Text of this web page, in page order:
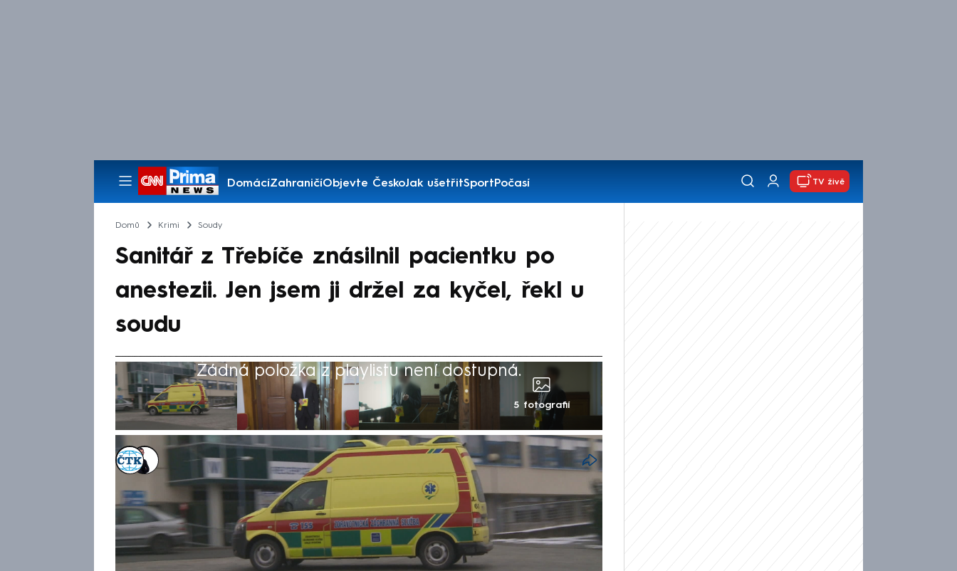
DomácíZahraničíObjevte ČeskoJak ušetřitSportPočasí
Pořady
TV živě
Domů Krimi Soudy
Sanitář z Třebíče znásilnil pacientku po
anestezii. Jen jsem ji držel za kyčel, řekl u
soudu
Žádná položka z playlistu není dostupná.
5 fotografií
ČTK
3. dub 2025, 14:45
Za znásilnění pacientky po narkóze v třebíčské nemocnici si
čtyřicetiletý muž odpyká šest let ve vězení. Trest, který mu uložil
brněnský krajský soud, mu ve čtvrtek potvrdil Vrchní soud v Olomouci.
Podle rozhodnutí odvolacího soudu musí navíc poškozené zaplatit 150